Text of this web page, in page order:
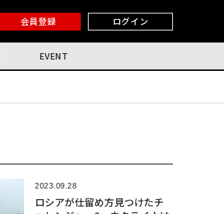
会員登録 ログイン
EVENT
2023.09.28
ロシアが仕留め方見つけたチ